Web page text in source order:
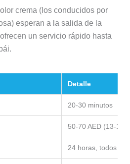
crema (los conducidos por
esperan a la salida de la
un servicio rápido hasta
Detalle
20-30 minutos
50-70 AED (13-19
24 horas, todos los